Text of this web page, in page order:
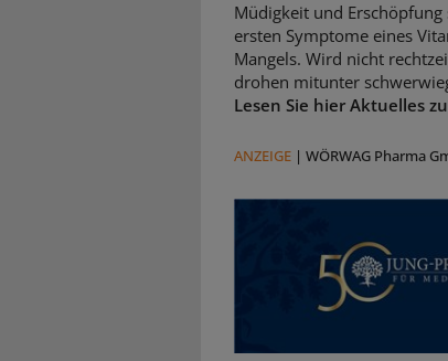
Müdigkeit und
ersten Symptome eines
Mangels. Wird nicht
drohen mitunter
Lesen Sie hier Aktuelles
ANZEIGE | WÖRWAG Pharma